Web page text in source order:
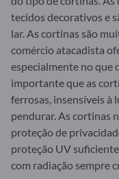
tecidos decorativos e
lar. As cortinas são
comércio atacadista
especialmente no que
importante que as
ferrosas, insensíveis à
pendurar. As cortinas
proteção de
proteção UV
com radiação sempre